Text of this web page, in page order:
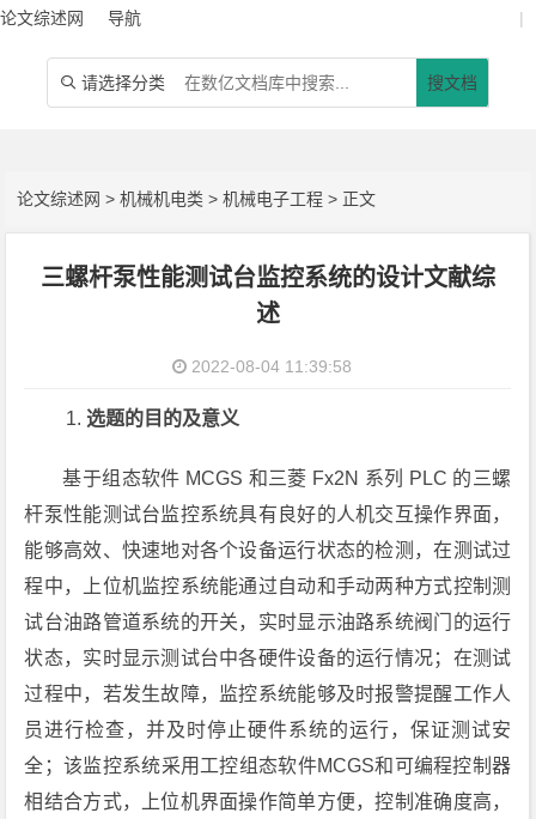
论文综述网 导航 |
 请选择分类 搜文档
论文综述网 >机械机电类 >机械电子工程 > 正文
三螺杆泵性能测试台监控系统的设计文献综
述
2022-08-04 11:39:58
选题的目的及意义
基于组态软件 MCGS 和三菱 Fx2N 系列 PLC 的三螺
杆泵性能测试台监控系统具有良好的人机交互操作界面，
能够高效、快速地对各个设备运行状态的检测，在测试过
程中，上位机监控系统能通过自动和手动两种方式控制测
试台油路管道系统的开关，实时显示油路系统阀门的运行
状态，实时显示测试台中各硬件设备的运行情况；在测试
过程中，若发生故障，监控系统能够及时报警提醒工作人
员进行检查，并及时停止硬件系统的运行，保证测试安
全；该监控系统采用工控组态软件MCGS和可编程控制器
相结合方式，上位机界面操作简单方便，控制准确度高，